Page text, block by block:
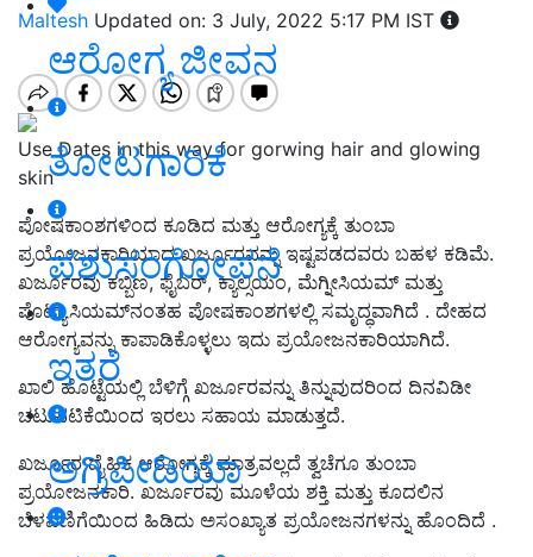
ಆರೋಗ್ಯ ಜೀವನ
ತೋಟಗಾರಿಕೆ
ಪಶುಸಂಗೋಪನೆ
ಇತರೆ
ಅಗ್ರಿಪೀಡಿಯಾ
Maltesh Updated on: 3 July, 2022 5:17 PM IST
Use Dates in this way for gorwing hair and glowing
skin
ಪೋಷಕಾಂಶಗಳಿಂದ ಕೂಡಿದ ಮತ್ತು ಆರೋಗ್ಯಕ್ಕೆ ತುಂಬಾ
ಪ್ರಯೋಜನಕಾರಿಯಾದ ಖರ್ಜೂರವನ್ನು ಇಷ್ಟಪಡದವರು ಬಹಳ ಕಡಿಮೆ.
ಖರ್ಜೂರವು ಕಬ್ಬಿಣ, ಫೈಬರ್, ಕ್ಯಾಲ್ಸಿಯಂ, ಮೆಗ್ನೀಸಿಯಮ್ ಮತ್ತು
ಪೊಟ್ಯಾಸಿಯಮ್‌ನಂತಹ ಪೋಷಕಾಂಶಗಳಲ್ಲಿ ಸಮೃದ್ಧವಾಗಿದೆ . ದೇಹದ
ಆರೋಗ್ಯವನ್ನು ಕಾಪಾಡಿಕೊಳ್ಳಲು ಇದು ಪ್ರಯೋಜನಕಾರಿಯಾಗಿದೆ.
ಖಾಲಿ ಹೊಟ್ಟೆಯಲ್ಲಿ ಬೆಳಿಗ್ಗೆ ಖರ್ಜೂರವನ್ನು ತಿನ್ನುವುದರಿಂದ ದಿನವಿಡೀ
ಚಟುವಟಿಕೆಯಿಂದ ಇರಲು ಸಹಾಯ ಮಾಡುತ್ತದೆ.
ಖರ್ಜೂರ ದೈಹಿಕ ಆರೋಗ್ಯಕ್ಕೆ ಮಾತ್ರವಲ್ಲದೆ ತ್ವಚೆಗೂ ತುಂಬಾ
ಪ್ರಯೋಜನಕಾರಿ. ಖರ್ಜೂರವು ಮೂಳೆಯ ಶಕ್ತಿ ಮತ್ತು ಕೂದಲಿನ
ಬೆಳವಣಿಗೆಯಿಂದ ಹಿಡಿದು ಅಸಂಖ್ಯಾತ ಪ್ರಯೋಜನಗಳನ್ನು ಹೊಂದಿದೆ .